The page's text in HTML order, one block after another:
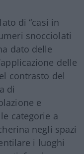
di “casi in
snocciolati
dato delle
delle
contrasto del
di
e
categorie a
negli spazi
i luoghi